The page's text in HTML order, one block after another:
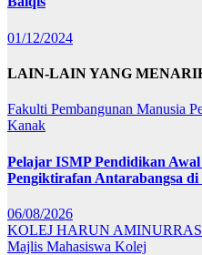
01/12/2024
LAIN-LAIN YANG
Fakulti Pembangunan Manusia
Kanak
Pelajar ISMP Pendidikan
Pengiktirafan Antarabangsa
06/08/2026
KOLEJ HARUN
Majlis Mahasiswa Kolej